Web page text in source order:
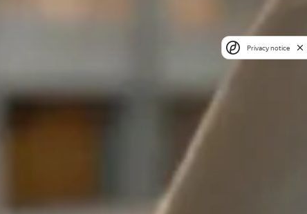
Privacy notice